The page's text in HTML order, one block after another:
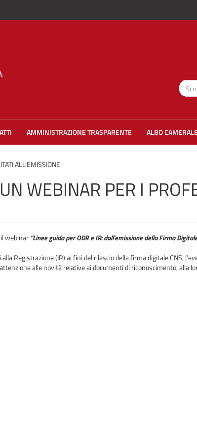
AMMINISTRAZIONE TRASPARENTE ALBO
ALL’EMISSIONE
WEBINAR PER I
webinar“Linee guida per ODR e IR: dall'emissione della Firma
Registrazione (IR) ai fini del rilascio della firma digitale CNS,
alle novità relative ai documenti di riconoscimento, alla